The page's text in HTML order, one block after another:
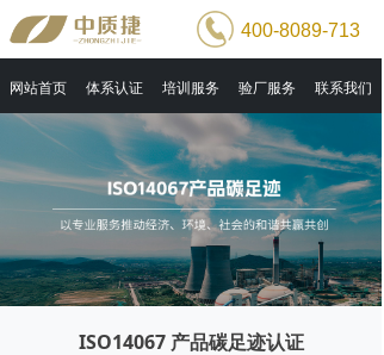
网站首页 体系认证 培训服务 验厂服务 联系我们
400-8089-713
ISO14067 产品碳足迹认证